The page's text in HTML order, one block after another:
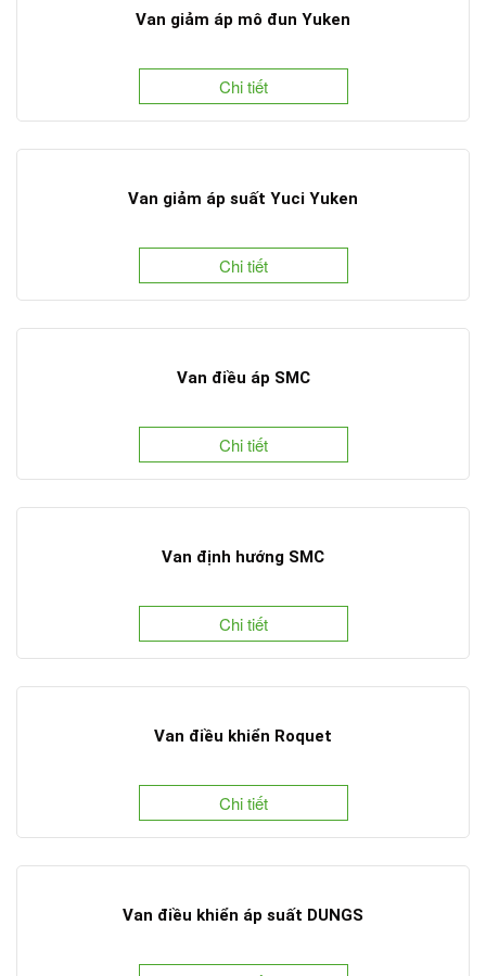
Van giảm áp mô đun Yuken
Chi tiết
Van giảm áp suất Yuci Yuken
Chi tiết
Van điều áp SMC
Chi tiết
Van định hướng SMC
Chi tiết
Van điều khiển Roquet
Chi tiết
Van điều khiển áp suất DUNGS